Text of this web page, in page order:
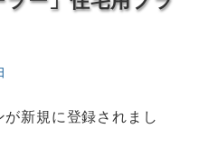
新規に登録されまし